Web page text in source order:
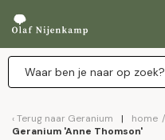
Terug naar Geranium home /
Geranium 'Anne Thomson'